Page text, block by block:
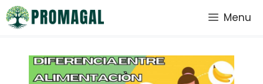
Saltar
al
Menu